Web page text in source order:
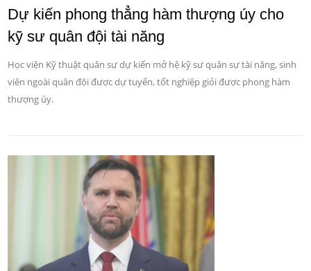
Dự kiến phong thẳng hàm thượng úy cho
kỹ sư quân đội tài năng
Học viện Kỹ thuật quân sự dự kiến mở hệ kỹ sư quân sự tài năng, sinh
viên ngoài quân đội được dự tuyển, tốt nghiệp giỏi được phong hàm
thượng úy.